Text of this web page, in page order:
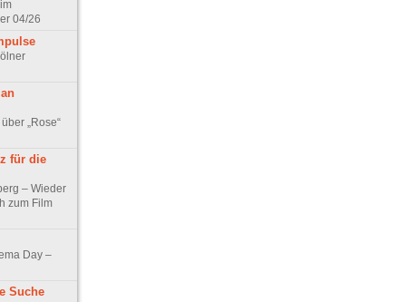
04/26
„Rose“
für die
– Wieder
zum Film
Day –
Suche